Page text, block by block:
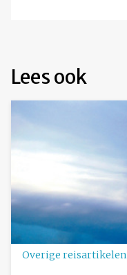
Lees ook
Overige reisartikelen